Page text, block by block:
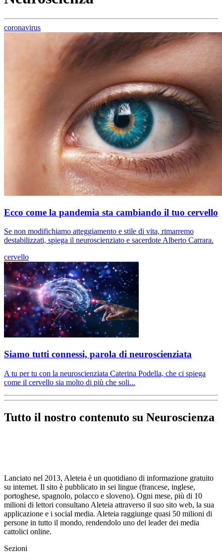
coronavirus
Ecco come la pandemia sta cambiando il tuo cervello
Se non modifichiamo atteggiamento e stile di vita, rimarremo
destabilizzati, spiega il neuroscienziato e sacerdote Alberto Carrara.
cervello
Siamo tutti connessi, parola di neuroscienziata
A tu per tu con la neuroscienziata Caterina Podella, che ci spiega
come il cervello sia molto di più che soli...
Tutto il nostro contenuto su Neuroscienza
Lanciato nel 2013, Aleteia è un quotidiano di informazione gratuito
su internet. Il sito è pubblicato in sei lingue (francese, inglese,
portoghese, spagnolo, polacco e sloveno). Ogni mese, più di 10
milioni di lettori consultano Aleteia attraverso il suo sito web, la sua
applicazione e i social media. Aleteia raggiunge quasi 50 milioni di
persone in tutto il mondo, rendendolo uno dei leader dei media
cattolici online.
Sezioni